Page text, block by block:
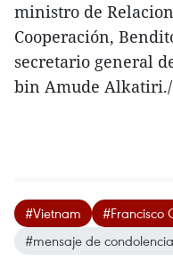
ministro de
Cooperación,
secretario general
bin Amude
#Vietnam
#Francisco
#mensaje de